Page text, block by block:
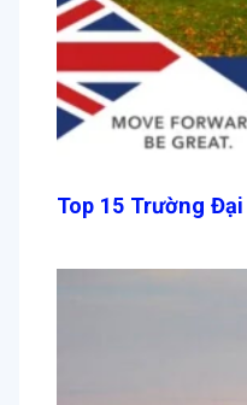
Top 15 Trường